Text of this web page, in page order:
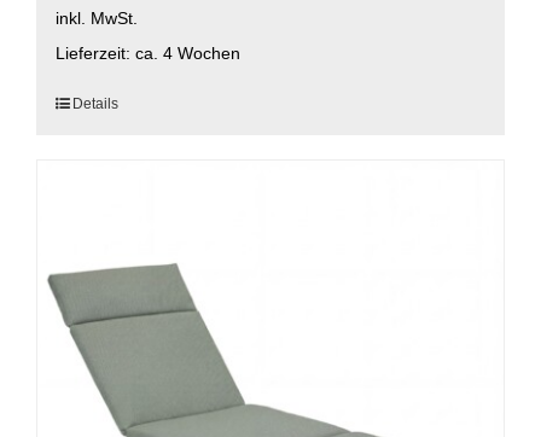
inkl. MwSt.
Lieferzeit: ca. 4 Wochen
Dieses
Die
Optionen
können
Produktseite
Details